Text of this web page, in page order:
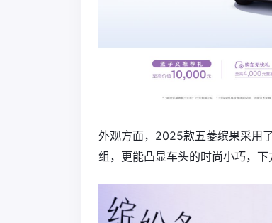
外观方面，2025款五菱缤果采用
组，更能凸显车头的时尚小巧，下